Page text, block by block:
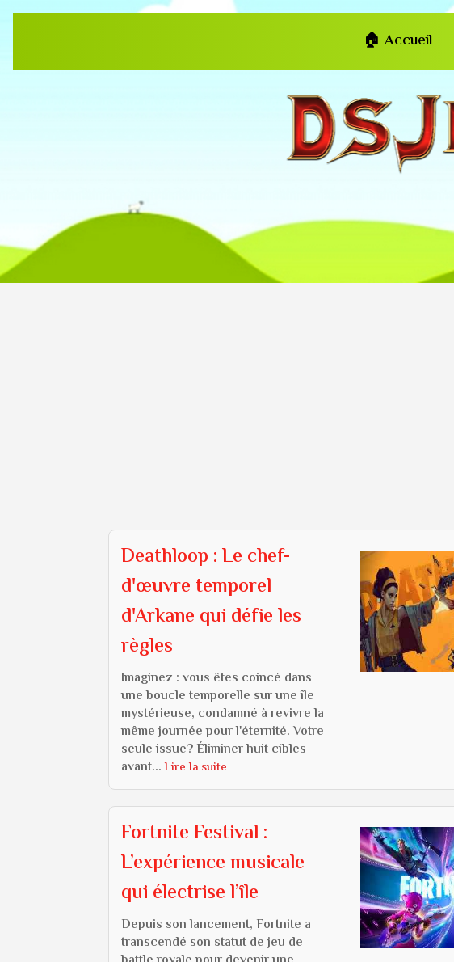
🏠 Accueil
Deathloop : Le chef-
d'œuvre temporel
d'Arkane qui défie les
règles
Imaginez : vous êtes coincé dans
une boucle temporelle sur une île
mystérieuse, condamné à revivre la
même journée pour l'éternité. Votre
seule issue? Éliminer huit cibles
avant...Lire la suite
Fortnite Festival :
L’expérience musicale
qui électrise l’île
Depuis son lancement, Fortnite a
transcendé son statut de jeu de